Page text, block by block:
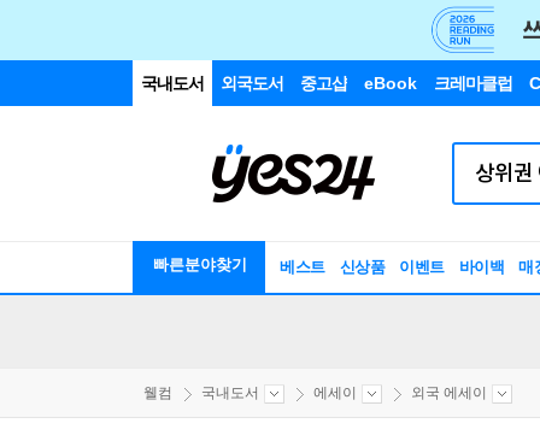
국내도서 외국도서 중고샵 eBook 크레마클럽
빠른분야찾기 베스트 신상품 이벤트 바이백 매
웰컴 국내도서 에세이 외국 에세이